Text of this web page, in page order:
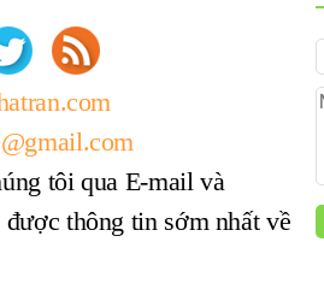
tôi qua E-mail và
thông tin sớm nhất về